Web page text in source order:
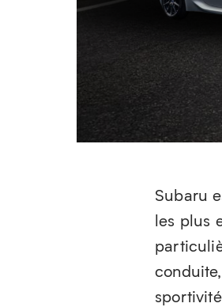
Subaru
les plus